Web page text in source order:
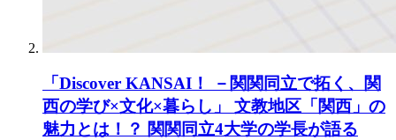
「Discover KANSAI！ －関関同立で拓く、関
西の学び×文化×暮らし」 文教地区「関西」の
魅力とは！？ 関関同立4大学の学長が語る